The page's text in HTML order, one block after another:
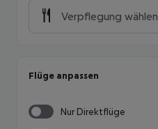
Verpflegung wählen
Flüge anpassen
Nur Direktflüge